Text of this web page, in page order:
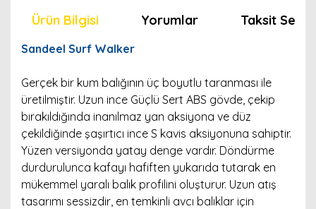
Ürün Bilgisi Yorumlar Taksit
Sandeel Surf Walker
Gerçek bir kum balığının üç boyutlu taranması ile
üretilmiştir. Uzun ince Güçlü Sert ABS gövde, çekip
bırakıldığında inanılmaz yan aksiyona ve düz
çekildiğinde şaşırtıcı ince S kavis aksiyonuna sahiptir.
Yüzen versiyonda yatay denge vardır. Döndürme
durdurulunca kafayı hafiften yukarıda tutarak en
mükemmel yaralı balık profilini oluşturur. Uzun atış
tasarımı sessizdir, en temkinli avcı balıklar için